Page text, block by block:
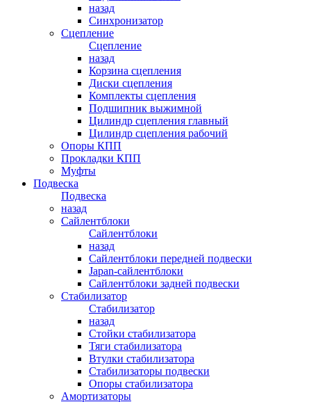
назад
Синхронизатор
Сцепление
Сцепление
назад
Корзина сцепления
Диски сцепления
Комплекты сцепления
Подшипник выжимной
Цилиндр сцепления главный
Цилиндр сцепления рабочий
Опоры КПП
Прокладки КПП
Муфты
Подвеска
Подвеска
назад
Сайлентблоки
Сайлентблоки
назад
Сайлентблоки передней подвески
Japan-сайлентблоки
Сайлентблоки задней подвески
Стабилизатор
Стабилизатор
назад
Стойки стабилизатора
Тяги стабилизатора
Втулки стабилизатора
Стабилизаторы подвески
Опоры стабилизатора
Амортизаторы